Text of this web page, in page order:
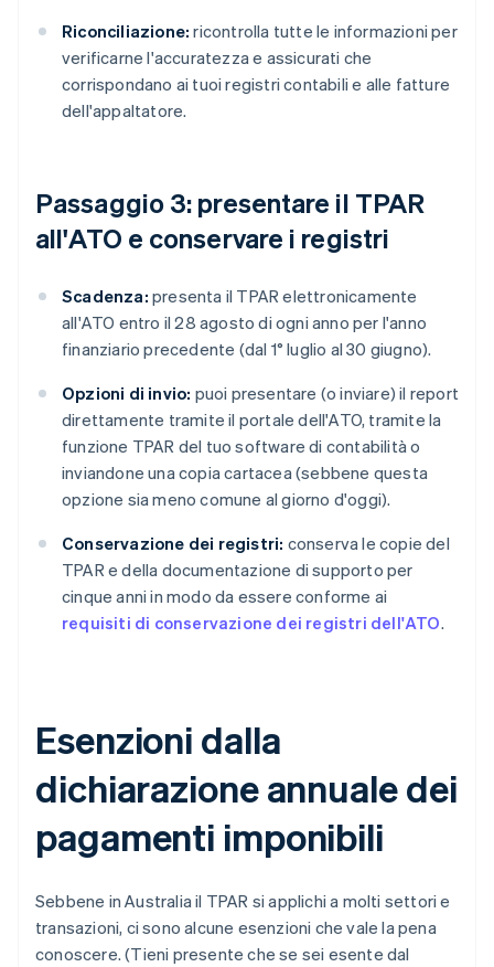
Riconciliazione: ricontrolla tutte le informazioni per
verificarne l'accuratezza e assicurati che
corrispondano ai tuoi registri contabili e alle fatture
dell'appaltatore.
Passaggio 3: presentare il TPAR
all'ATO e conservare i registri
Scadenza: presenta il TPAR elettronicamente
all'ATO entro il 28 agosto di ogni anno per l'anno
finanziario precedente (dal 1° luglio al 30 giugno).
Opzioni di invio: puoi presentare (o inviare) il report
direttamente tramite il portale dell'ATO, tramite la
funzione TPAR del tuo software di contabilità o
inviandone una copia cartacea (sebbene questa
opzione sia meno comune al giorno d'oggi).
Conservazione dei registri: conserva le copie del
TPAR e della documentazione di supporto per
cinque anni in modo da essere conforme ai
requisiti di conservazione dei registri dell'ATO.
Esenzioni dalla
dichiarazione annuale dei
pagamenti imponibili
Sebbene in Australia il TPAR si applichi a molti settori e
transazioni, ci sono alcune esenzioni che vale la pena
conoscere. (Tieni presente che se sei esente dal